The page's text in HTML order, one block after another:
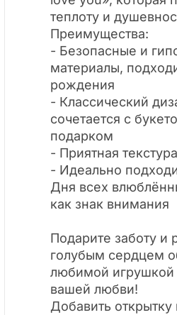
теплоту и
Преимущества:
- Безопасные и
материалы,
рождения
- Классический
сочетается с
подарком
- Приятная
- Идеально
Дня всех
как знак внимания
Подарите заботу
голубым сердцем
любимой
вашей любви!
Добавить